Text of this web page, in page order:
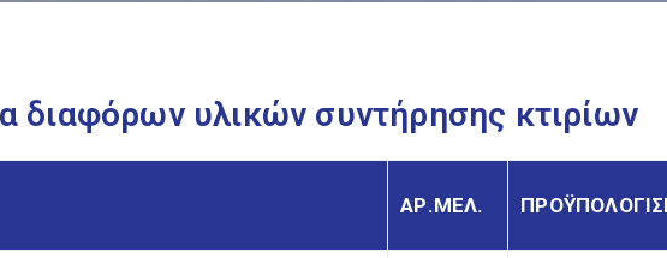
διαφόρων υλικών συντήρησης κτιρίων
ΑΡ.ΜΕΛ.